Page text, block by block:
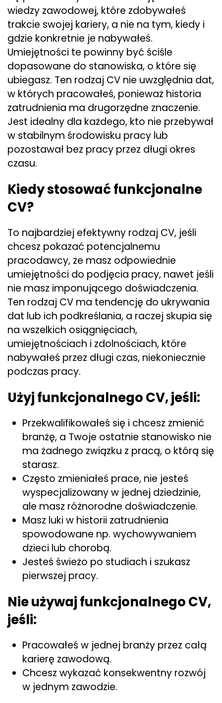
wiedzy zawodowej, które zdobywałeś
trakcie swojej kariery, a nie na tym, kiedy i
gdzie konkretnie je nabywałeś.
Umiejętności te powinny być ściśle
dopasowane do stanowiska, o które się
ubiegasz. Ten rodzaj CV nie uwzględnia dat,
w których pracowałeś, ponieważ historia
zatrudnienia ma drugorzędne znaczenie.
Jest idealny dla każdego, kto nie przebywał
w stabilnym środowisku pracy lub
pozostawał bez pracy przez długi okres
czasu.
Kiedy stosować funkcjonalne
CV?
To najbardziej efektywny rodzaj CV, jeśli
chcesz pokazać potencjalnemu
pracodawcy, że masz odpowiednie
umiejętności do podjęcia pracy, nawet jeśli
nie masz imponującego doświadczenia.
Ten rodzaj CV ma tendencję do ukrywania
dat lub ich podkreślania, a raczej skupia się
na wszelkich osiągnięciach,
umiejętnościach i zdolnościach, które
nabywałeś przez długi czas, niekoniecznie
podczas pracy.
Użyj funkcjonalnego CV, jeśli:
Przekwalifikowałeś się i chcesz zmienić
branżę, a Twoje ostatnie stanowisko nie
ma żadnego związku z pracą, o którą się
starasz.
Często zmieniałeś prace, nie jesteś
wyspecjalizowany w jednej dziedzinie,
ale masz różnorodne doświadczenie.
Masz luki w historii zatrudnienia
spowodowane np. wychowywaniem
dzieci lub chorobą.
Jesteś świeżo po studiach i szukasz
pierwszej pracy.
Nie używaj funkcjonalnego CV,
jeśli:
Pracowałeś w jednej branży przez całą
karierę zawodową.
Chcesz wykazać konsekwentny rozwój
w jednym zawodzie.